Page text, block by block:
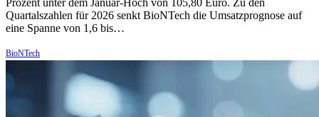
Quartalszahlen für 2026 senkt BioNTech die Umsatzprognose auf
eine Spanne von 1,6 bis…
BioNTech